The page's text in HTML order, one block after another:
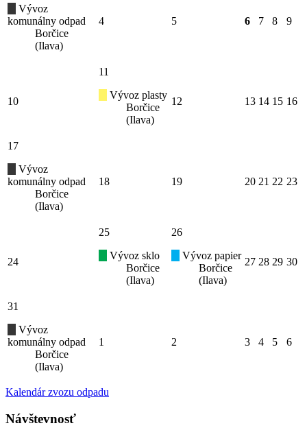
Vývoz
komunálny odpad
Borčice
(Ilava)
4 5 6 7 8 9
10
11
Vývoz plasty
Borčice
(Ilava)
12 13 14 15 16
17
Vývoz
komunálny odpad
Borčice
(Ilava)
18 19 20 21 22 23
24
25
Vývoz sklo
Borčice
(Ilava)
26
Vývoz papier
Borčice
(Ilava)
27 28 29 30
31
Vývoz
komunálny odpad
Borčice
(Ilava)
1 2 3 4 5 6
Kalendár zvozu odpadu
Návštevnosť